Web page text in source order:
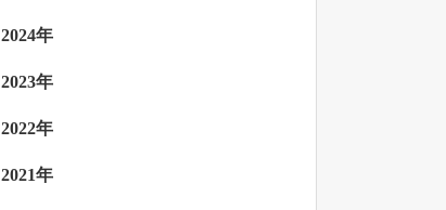
2024年
2023年
2022年
2021年